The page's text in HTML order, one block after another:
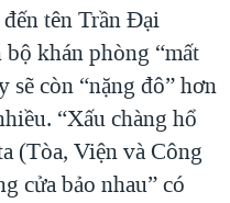
tên Trần Đại
khán phòng “mất
còn “nặng đô” hơn
“Xấu chàng hổ
(Tòa, Viện và Công
cửa bảo nhau” có